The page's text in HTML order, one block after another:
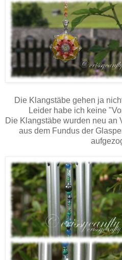
Die Klangstäbe gehen ja
Leider habe ich keine
Die Klangstäbe wurden neu an
aus dem Fundus der